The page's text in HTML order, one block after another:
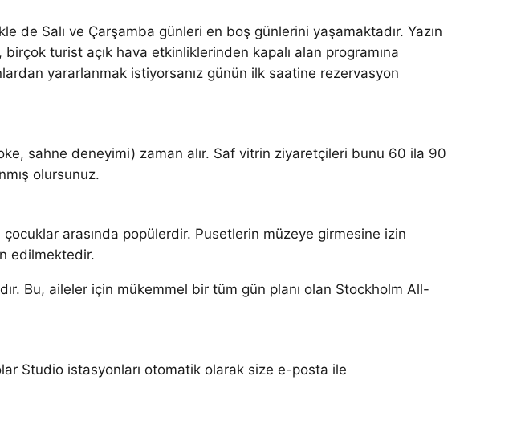
de Salı ve Çarşamba günleri en boş günlerini yaşamaktadır. Yazın
turist açık hava etkinliklerinden kapalı alan programına
yararlanmak istiyorsanız günün ilk saatine rezervasyon
sahne deneyimi) zaman alır. Saf vitrin ziyaretçileri bunu 60 ila 90
olursunuz.
arasında popülerdir. Pusetlerin müzeye girmesine izin
edilmektedir.
Bu, aileler için mükemmel bir tüm gün planı olan Stockholm All-
Studio istasyonları otomatik olarak size e-posta ile